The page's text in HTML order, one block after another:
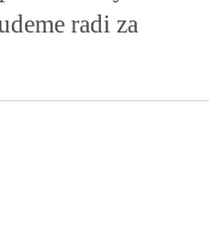
radi za